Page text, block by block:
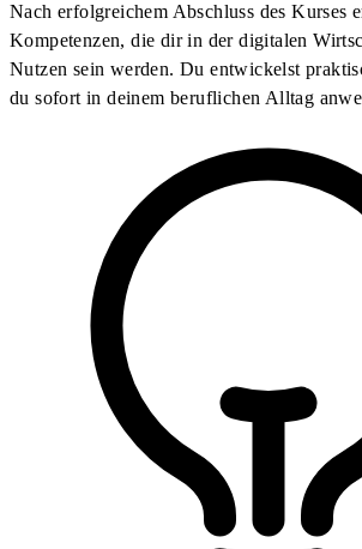
Nach erfolgreichem Abschluss des Kurses
Kompetenzen, die dir in der digitalen
Nutzen sein werden. Du entwickelst
du sofort in deinem beruflichen Alltag